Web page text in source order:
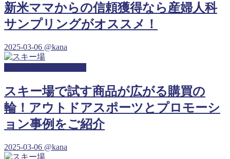
新米ママからの信頼獲得なら産婦人科
サンプリングがオススメ！
2025-03-06 @kana
スキー場で試す商品が広がる購買の
輪！アウトドアスポーツとプロモーシ
ョン事例をご紹介
2025-03-06 @kana